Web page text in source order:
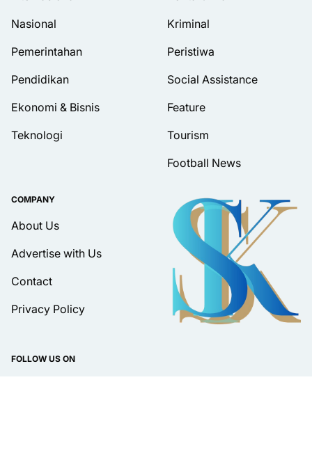
Nasional
Pemerintahan
Pendidikan
Ekonomi & Bisnis
Teknologi
Kriminal
Peristiwa
Social Assistance
Feature
Tourism
Football News
COMPANY
About Us
Advertise with Us
Contact
Privacy Policy
FOLLOW US ON